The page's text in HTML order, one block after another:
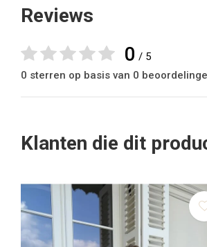
Reviews
0 / 5
0 sterren op basis van 0
Klanten die dit